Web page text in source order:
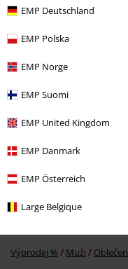
EMP Deutschland
EMP Polska
EMP Norge
EMP Suomi
EMP United Kingdom
EMP Danmark
EMP Österreich
Large Belgique
SLEVA 27%
DMC Kč 799,00 Kč 577,00
More categories.
Výprodej % Muži